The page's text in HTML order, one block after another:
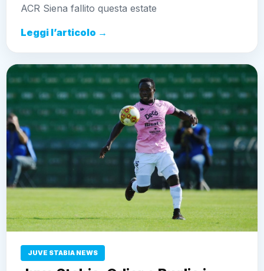
ACR Siena fallito questa estate
Leggi l’articolo →
JUVE STABIA NEWS